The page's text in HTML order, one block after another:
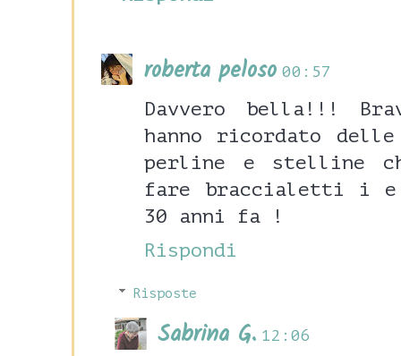
roberta peloso 00:57
Davvero bella!!!
hanno ricordato
perline e stelline
fare braccialetti i
30 anni fa !
Rispondi
Risposte
Sabrina G. 12:06